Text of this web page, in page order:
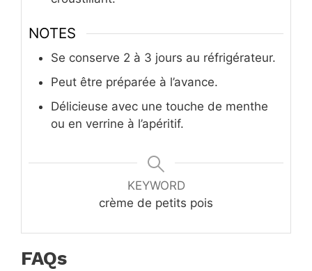
NOTES
Se conserve 2 à 3 jours au réfrigérateur.
Peut être préparée à l’avance.
Délicieuse avec une touche de menthe
ou en verrine à l’apéritif.
KEYWORD
crème de petits pois
FAQs